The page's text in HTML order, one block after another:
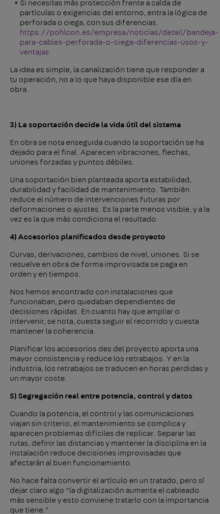
Si necesitas más protección frente a caída de
partículas o exigencias del entorno, entra la lógica de
perforada o ciega, con sus diferencias.
https://pohlcon.es/empresa/noticias/detail/bandeja-
para-cables-perforada-o-ciega-diferencias-usos-y-
ventajas
La idea es simple, la canalización tiene que responder a
tu operación, no a lo que haya disponible ese día en
obra.
3) La soportación decide la vida útil del sistema
En obra se nota enseguida cuando la soportación se ha
dejado para el final. Aparecen vibraciones, flechas,
uniones forzadas y puntos débiles.
Una soportación bien planteada aporta estabilidad,
durabilidad y facilidad de mantenimiento. También
reduce el número de intervenciones futuras por
deformaciones o ajustes. Es la parte menos visible, y a la
vez es la que más condiciona el resultado.
4) Accesorios planificados desde proyecto
Curvas, derivaciones, cambios de nivel, uniones. Si se
resuelve en obra de forma improvisada se paga en
orden y en tiempos.
Nos hemos encontrado con instalaciones que
funcionaban, pero quedaban dependientes de
decisiones rápidas. En cuanto hay que ampliar o
intervenir, se nota, cuesta seguir el recorrido y cuesta
mantener la coherencia.
Planificar los accesorios des del proyecto aporta una
mayor consistencia y reduce los retrabajos. Y en la
industria, los retrabajos se traducen en horas perdidas y
un mayor coste.
5) Segregación real entre potencia, control y datos
Cuando la potencia, el control y las comunicaciones
viajan sin criterio, el mantenimiento se complica y
aparecen problemas difíciles de replicar. Separar las
rutas, definir las distancias y mantener la disciplina en la
instalación reduce decisiones improvisadas que
afectarán al buen funcionamiento.
No hace falta convertir el artículo en un tratado, pero sí
dejar claro algo “la digitalización aumenta el cableado
más sensible y esto conviene tratarlo con la importancia
que tiene.”